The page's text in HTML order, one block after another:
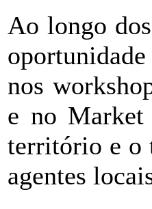
Ao longo
nos
e no Market
território e o
agentes